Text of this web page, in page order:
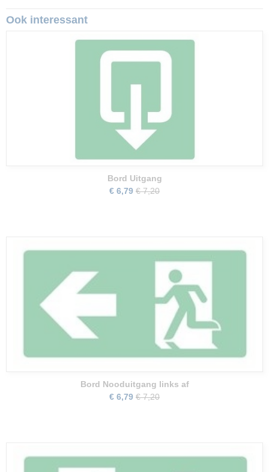
Ook interessant
Bord Uitgang
€ 6,79 € 7,20
Bord Nooduitgang links af
€ 6,79 € 7,20